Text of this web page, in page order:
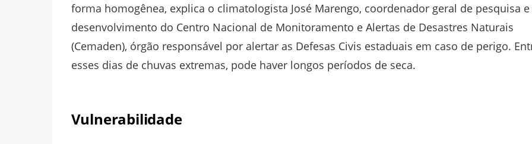
forma homogênea, explica o climatologista José Marengo, coordenador geral de pesquisa e
desenvolvimento do Centro Nacional de Monitoramento e Alertas de Desastres Naturais
(Cemaden), órgão responsável por alertar as Defesas Civis estaduais em caso de perigo.
esses dias de chuvas extremas, pode haver longos períodos de seca.
Vulnerabilidade